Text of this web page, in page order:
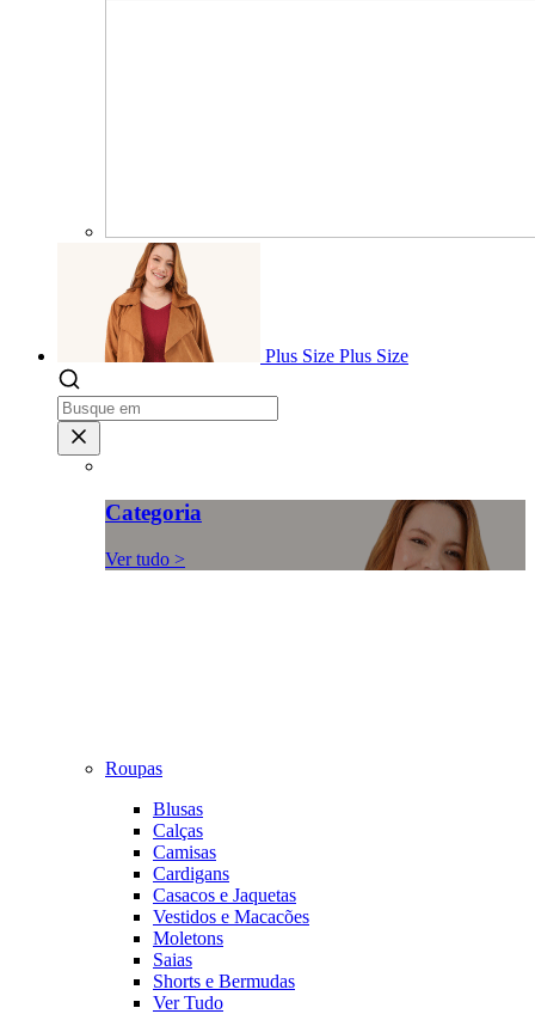
Plus Size Plus Size
Categoria
Ver tudo >
Roupas
Blusas
Calças
Camisas
Cardigans
Casacos e Jaquetas
Vestidos e Macacões
Moletons
Saias
Shorts e Bermudas
Ver Tudo